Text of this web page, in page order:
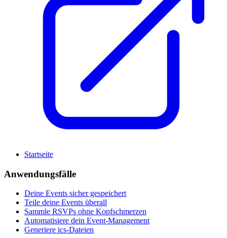
Startseite
Anwendungsfälle
Deine Events sicher gespeichert
Teile deine Events überall
Sammle RSVPs ohne Kopfschmerzen
Automatisiere dein Event-Management
Generiere ics-Dateien